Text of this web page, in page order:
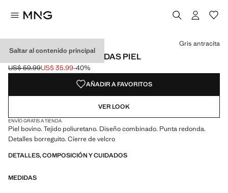
Saltar al contenido principal
DEPORTIVAS COMBINADAS PIEL
Precio inicial tachado [US$ 59.99 ]
US$ 59.99
Precio actual [US$ 35.99 ]
US$ 35.99-40%
Selecciona un color
Color Gris antracita seleccionado
Gris antracita
AÑADIR A FAVORITOS
VER LOOK
ENVÍO GRATIS A TIENDA
Piel bovino. Tejido poliuretano. Diseño combinado. Punta redonda.
Detalles borreguito. Cierre de velcro
DETALLES, COMPOSICIÓN Y CUIDADOS
MEDIDAS